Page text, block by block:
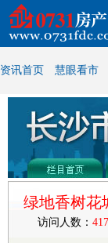
资讯首页 慧眼看市
绿地香树花
访问人数：